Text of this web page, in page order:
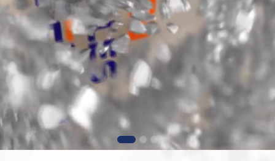
MATERIASPRIMAS
Para la industria de la fundición del hierro,
aluminio y del acero
Ver productos
MATERIALEN STOCK
Amplio inventario para brindar un mejor sevicio
Conoce más